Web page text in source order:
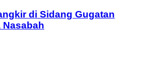
di Sidang Gugatan
Nasabah